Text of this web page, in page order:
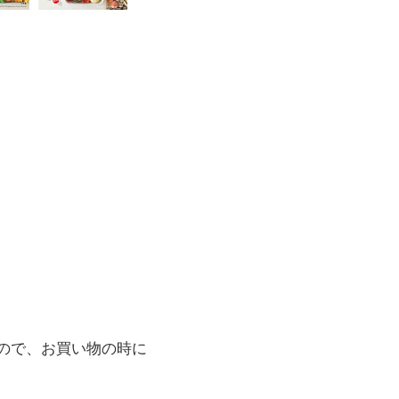
で、お買い物の時に